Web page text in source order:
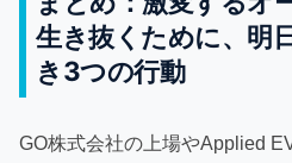
生き抜くために、明
き3つの行動
GO株式会社の上場やApplied